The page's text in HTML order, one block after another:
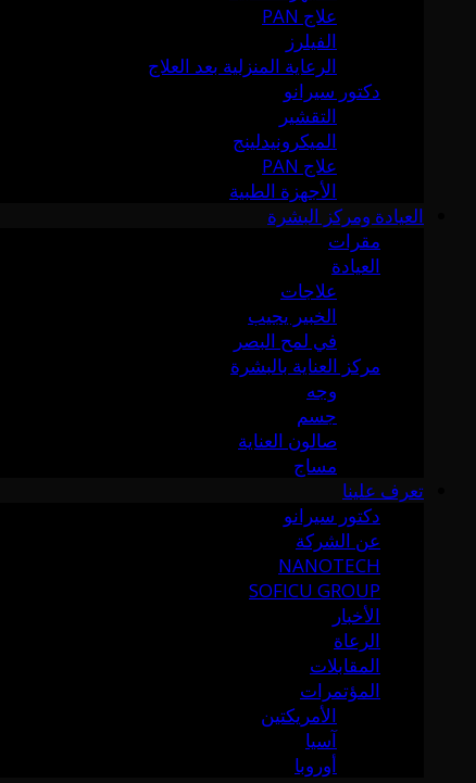
علاج PAN
الفيلرز
الرعاية المنزلية بعد العلاج
دكتور سيرانو
التقشير
الميكرونيدلينج
علاج PAN
الأجهزة الطبية
العيادة ومركز البشرة
مقرات
العيادة
علاجات
الخبير يجيب
في لمح البصر
مركز العناية بالبشرة
وجه
جسم
صالون العناية
مساج
تعرف علينا
دكتور سيرانو
عن الشركة
NANOTECH
SOFICU GROUP
الأخبار
الرعاة
المقابلات
المؤتمرات
الأمريكتين
آسيا
أوروبا